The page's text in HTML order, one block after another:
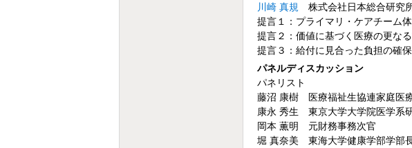
川崎 真規
株式会社日本総合研究
提言１：プライマリ・ケアチーム
提言２：価値に基づく医療の更な
提言３：給付に見合った負担の確保
パネルディスカッション
パネリスト
藤沼 康樹 医療福祉生協連家庭医
康永 秀生 東京大学大学院医学系
岡本 薫明 元財務事務次官
堀 真奈美 東海大学健康学部学部